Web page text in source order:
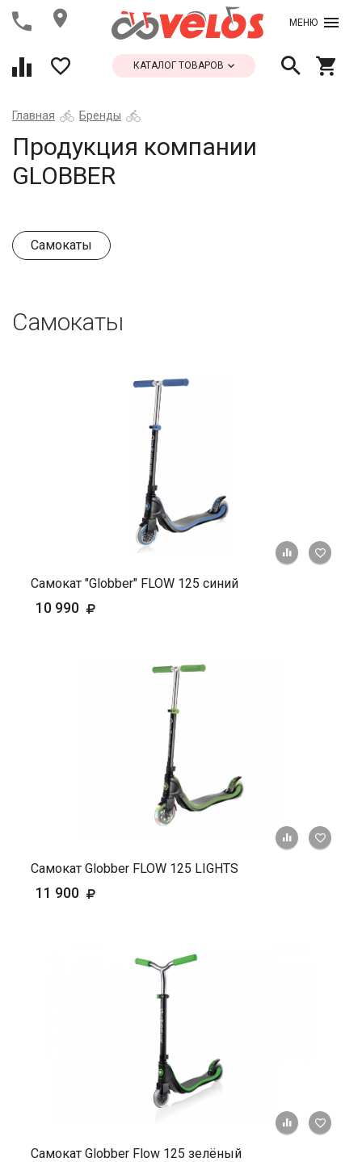
МЕНЮ
КАТАЛОГ ТОВАРОВ
Главная Бренды
Продукция компании
GLOBBER
Самокаты
Самокаты
+ К
Самокат "Globber" FLOW 125 синий
10 990
+ К
Самокат Globber FLOW 125 LIGHTS
11 900
+ К
Самокат Globber Flow 125 зелёный